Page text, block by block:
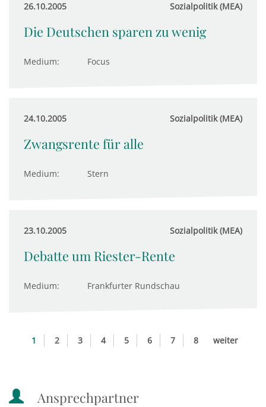
26.10.2005 Sozialpolitik (MEA)
Die Deutschen sparen zu wenig
Medium: Focus
24.10.2005 Sozialpolitik (MEA)
Zwangsrente für alle
Medium: Stern
23.10.2005 Sozialpolitik (MEA)
Debatte um Riester-Rente
Medium: Frankfurter Rundschau
1 2 3 4 5 6 7 8 weiter
Ansprechpartner